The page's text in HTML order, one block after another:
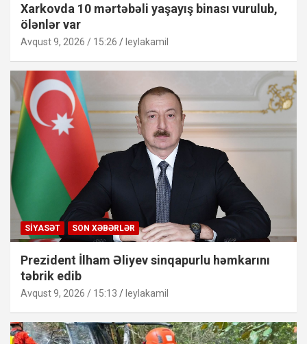
Xarkovda 10 mərtəbəli yaşayış binası vurulub,
ölənlər var
Avqust 9, 2026 / 15:26 leylakamil
SIYASƏT SON XƏBƏRLƏR
Prezident İlham Əliyev sinqapurlu həmkarını
təbrik edib
Avqust 9, 2026 / 15:13 leylakamil